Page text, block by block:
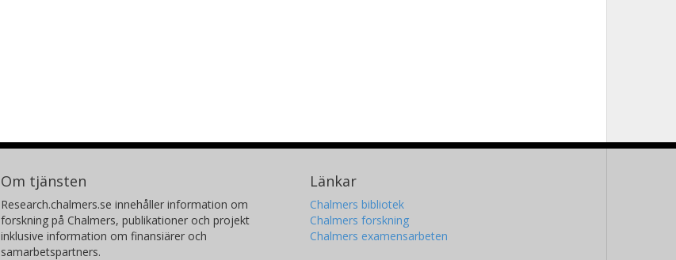
Om tjänsten
Research.chalmers.se innehåller information om
forskning på Chalmers, publikationer och projekt
inklusive information om finansiärer och
samarbetspartners.
Länkar
Chalmers bibliotek
Chalmers forskning
Chalmers examensarbeten